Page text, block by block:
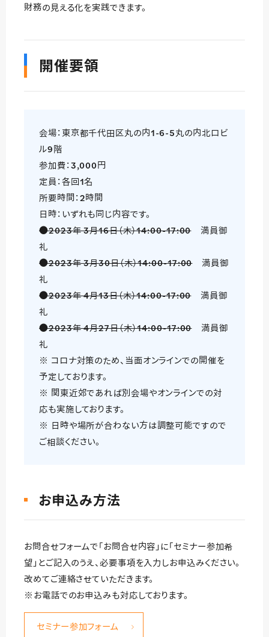
財務の見える化を実践できます。
開催要領
会場：東京都千代田区丸の内1-6-5丸の内北口ビ
ル9階
参加費：3,000円
定員：各回1名
所要時間：2時間
日時：いずれも同じ内容です。
●2023年 3月16日（木）14:00-17:00満員御
礼
●2023年 3月30日（木）14:00-17:00満員御
礼
●2023年 4月13日（木）14:00-17:00満員御
礼
●2023年 4月27日（木）14:00-17:00満員御
礼
※ コロナ対策のため、当面オンラインでの開催を
予定しております。
※ 関東近郊であれば別会場やオンラインでの対
応も実施しております。
※ 日時や場所が合わない方は調整可能ですので
ご相談ください。
お申込み方法
お問合せフォームで「お問合せ内容」に「セミナー参加希
望」とご記入のうえ、必要事項を入力しお申込みください。
改めてご連絡させていただきます。
※お電話でのお申込みも対応しております。
セミナー参加フォーム